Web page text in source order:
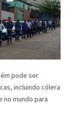
pode ser
incluindo cólera
no mundo para